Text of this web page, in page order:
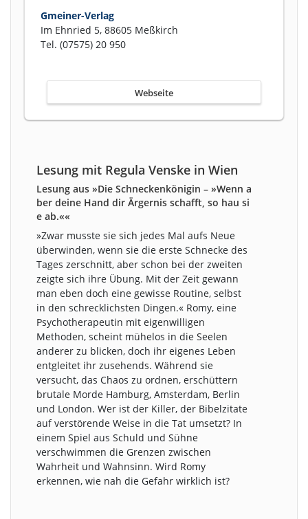
Gmeiner-Verlag
Im Ehnried 5, 88605 Meßkirch
Tel. (07575) 20 950
Webseite
Lesung mit Regula Venske in Wien
Lesung aus »Die Schneckenkönigin – »Wenn a
ber deine Hand dir Ärgernis schafft, so hau si
e ab.««
»Zwar musste sie sich jedes Mal aufs Neue
überwinden, wenn sie die erste Schnecke des
Tages zerschnitt, aber schon bei der zweiten
zeigte sich ihre Übung. Mit der Zeit gewann
man eben doch eine gewisse Routine, selbst
in den schrecklichsten Dingen.« Romy, eine
Psychotherapeutin mit eigenwilligen
Methoden, scheint mühelos in die Seelen
anderer zu blicken, doch ihr eigenes Leben
entgleitet ihr zusehends. Während sie
versucht, das Chaos zu ordnen, erschüttern
brutale Morde Hamburg, Amsterdam, Berlin
und London. Wer ist der Killer, der Bibelzitate
auf verstörende Weise in die Tat umsetzt? In
einem Spiel aus Schuld und Sühne
verschwimmen die Grenzen zwischen
Wahrheit und Wahnsinn. Wird Romy
erkennen, wie nah die Gefahr wirklich ist?